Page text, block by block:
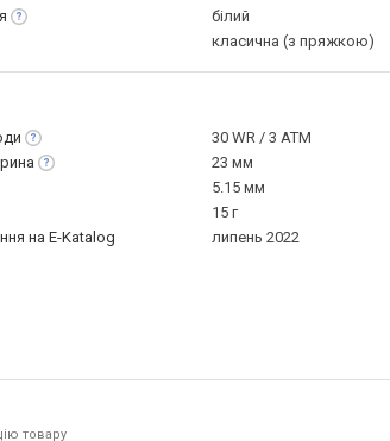
білий
класична (з пряжкою)
30 WR / 3 ATM
23 мм
5.15 мм
15 г
на E-Katalog
липень 2022
товару